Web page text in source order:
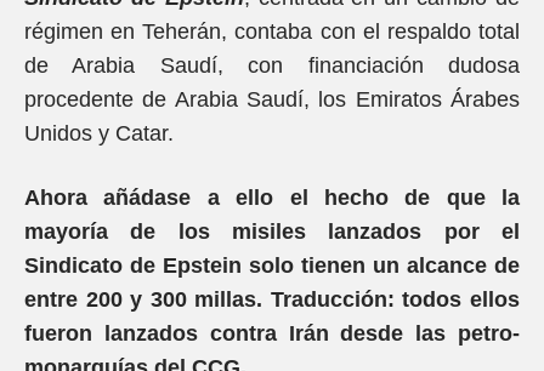
régimen en Teherán, contaba con el respaldo total
de Arabia Saudí, con financiación dudosa
procedente de Arabia Saudí, los Emiratos Árabes
Unidos y Catar.
Ahora añádase a ello el hecho de que la
mayoría de los misiles lanzados por el
Sindicato de Epstein solo tienen un alcance de
entre 200 y 300 millas. Traducción: todos ellos
fueron lanzados contra Irán desde las petro-